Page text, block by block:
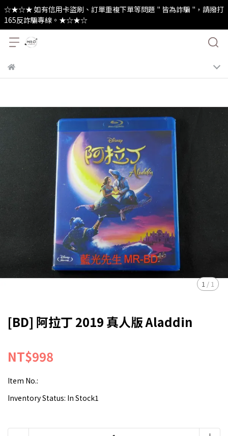
☆★☆★ 如有信用卡盜刷、訂單重複下單等問題 " 皆為詐騙 "，請撥打
165反詐騙專線。★☆★☆
1 / 1
[BD] 阿拉丁 2019 真人版 Aladdin
NT$998
Item No.:
Inventory Status: In Stock1